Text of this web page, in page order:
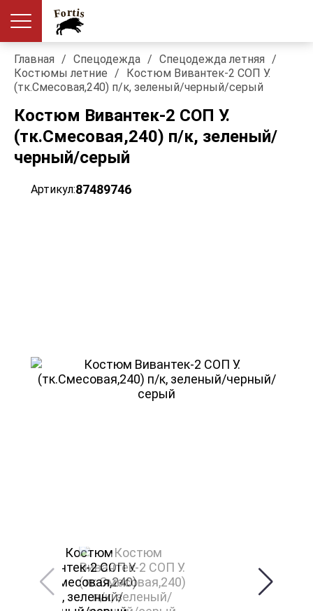
Главная / Спецодежда / Спецодежда летняя /
Костюмы летние /
Костюм Вивантек-2 СОП У.
(тк.Смесовая,240) п/к, зеленый/черный/серый
Костюм Вивантек-2 СОП У.
(тк.Смесовая,240) п/к, зеленый/
черный/серый
Артикул:87489746